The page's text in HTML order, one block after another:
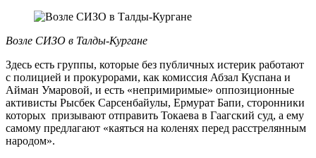
Возле СИЗО в Талды-Кургане
Здесь есть группы, которые без публичных истерик работают
с полицией и прокурорами, как комиссия Абзал Куспана и
Айман Умаровой, и есть «непримиримые» оппозиционные
активисты Рысбек Сарсенбайулы, Ермурат Бапи, сторонники
которых призывают отправить Токаева в Гаагский суд, а ему
самому предлагают «каяться на коленях перед расстрелянным
народом».